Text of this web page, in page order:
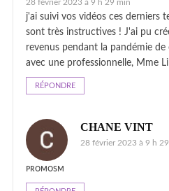
28 février 2023 à 9 h 29 min
j'ai suivi vos vidéos ces derniers
sont très instructives ! J'ai pu
revenus pendant la pandémie
avec une professionnelle, Mme
RÉPONDRE
CHANE VINT
28 février 2023 à 9 h
ᴘʀᴏᴍᴏsᴍ